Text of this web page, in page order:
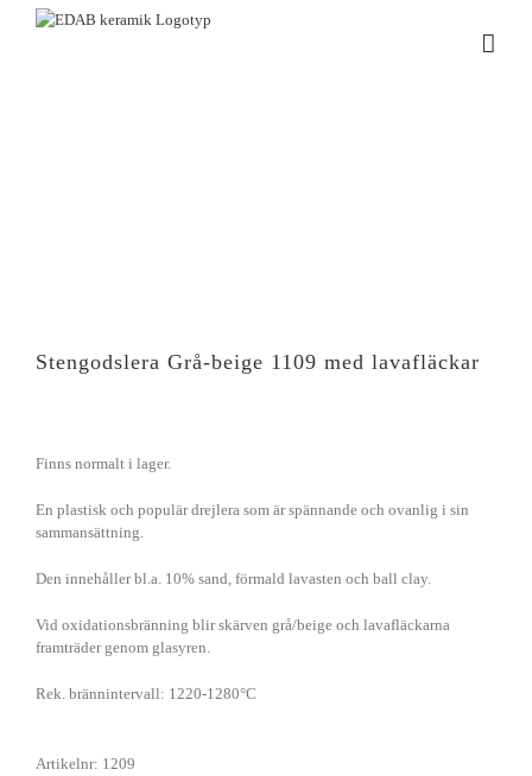
Fortsätt
Stengodslera Grå-beige 1109 med lavafläckar
Finns normalt i lager.
En plastisk och populär drejlera som är spännande och ovanlig i sin
sammansättning.
Den innehåller bl.a. 10% sand, förmald lavasten och ball clay.
Vid oxidationsbränning blir skärven grå/beige och lavafläckarna
framträder genom glasyren.
Rek. brännintervall: 1220-1280°C
Artikelnr: 1209